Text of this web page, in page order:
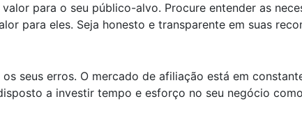
para o seu público-alvo. Procure entender as
para eles. Seja honesto e transparente em suas
seus erros. O mercado de afiliação está em
a investir tempo e esforço no seu negócio